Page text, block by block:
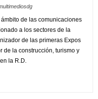
de las comunicaciones
a los sectores de la
de las primeras Expos
de la construcción, turismo y
la R.D.